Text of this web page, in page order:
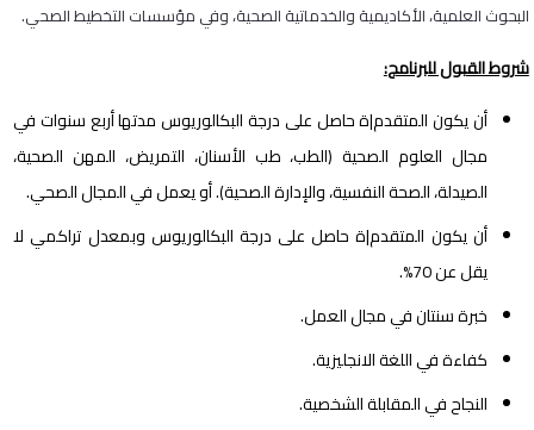
البحوث العلمية، الأكاديمية والخدماتية الصحية، وفي مؤسسات التخطيط الصحي.
شروط القبول للبرنامج:
أن يكون المتقدم|ة حاصل على درجة البكالوريوس مدتها أربع سنوات في
مجال العلوم الصحية (الطب، طب الأسنان، التمريض، المهن الصحية،
الصيدلة، الصحة النفسية، والإدارة الصحية). أو يعمل في المجال الصحي.
أن يكون المتقدم|ة حاصل على درجة البكالوريوس وبمعدل تراكمي لا
يقل عن 70%.
خبرة سنتان في مجال العمل.
كفاءة في اللغة الانجليزية.
النجاح في المقابلة الشخصية.